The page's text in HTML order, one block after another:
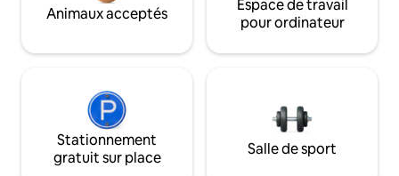
Animaux acceptés
Espace de travail
pour ordinateur
Stationnement
gratuit sur place
Salle de sport